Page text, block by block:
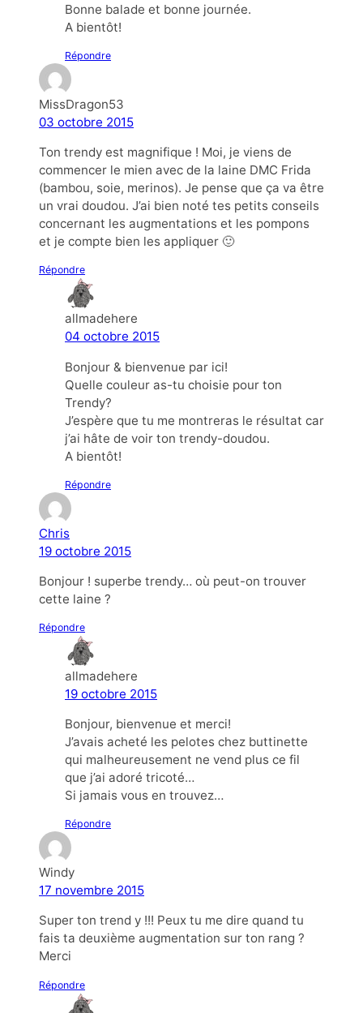
Bonne balade et bonne journée.
A bientôt!
Répondre
MissDragon53
03 octobre 2015
Ton trendy est magnifique ! Moi, je viens de
commencer le mien avec de la laine DMC Frida
(bambou, soie, merinos). Je pense que ça va être
un vrai doudou. J’ai bien noté tes petits conseils
concernant les augmentations et les pompons
et je compte bien les appliquer 🙂
Répondre
allmadehere
04 octobre 2015
Bonjour & bienvenue par ici!
Quelle couleur as-tu choisie pour ton
Trendy?
J’espère que tu me montreras le résultat car
j’ai hâte de voir ton trendy-doudou.
A bientôt!
Répondre
Chris
19 octobre 2015
Bonjour ! superbe trendy… où peut-on trouver
cette laine ?
Répondre
allmadehere
19 octobre 2015
Bonjour, bienvenue et merci!
J’avais acheté les pelotes chez buttinette
qui malheureusement ne vend plus ce fil
que j’ai adoré tricoté…
Si jamais vous en trouvez…
Répondre
Windy
17 novembre 2015
Super ton trend y !!! Peux tu me dire quand tu
fais ta deuxième augmentation sur ton rang ?
Merci
Répondre